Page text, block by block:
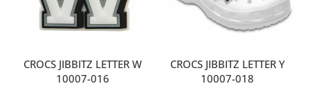
CROCS JIBBITZ LETTER W
10007-016
CROCS JIBBITZ LETTER Y
10007-018